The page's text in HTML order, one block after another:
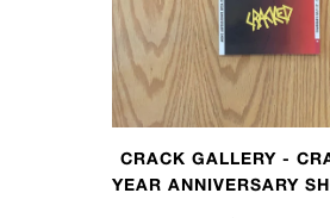
CRACK GALLERY -
YEAR ANNIVERSARY